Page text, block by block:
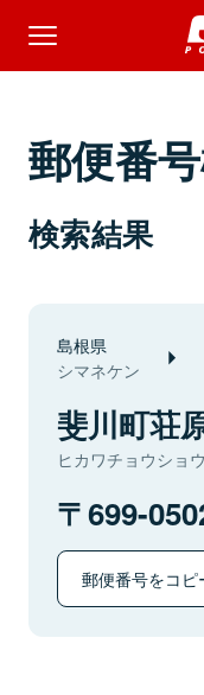
郵便番
検索結果
島根県
シマネケン
斐川町荘
ヒカワチョウショ
699-
郵便番号をコピ